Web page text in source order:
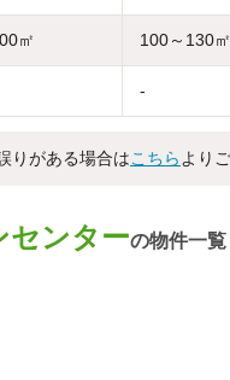
㎡ 100～130㎡
-
りがある場合はこちら より
センターの物件一覧